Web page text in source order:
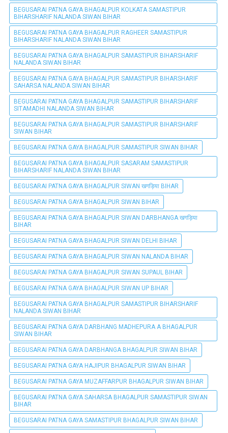
BEGUSARAI PATNA GAYA BHAGALPUR KOLKATA SAMASTIPUR
BIHARSHARIF NALANDA SIWAN BIHAR
BEGUSARAI PATNA GAYA BHAGALPUR RAGHEER SAMASTIPUR
BIHARSHARIF NALANDA SIWAN BIHAR
BEGUSARAI PATNA GAYA BHAGALPUR SAMASTIPUR BIHARSHARIF
NALANDA SIWAN BIHAR
BEGUSARAI PATNA GAYA BHAGALPUR SAMASTIPUR BIHARSHARIF
SAHARSA NALANDA SIWAN BIHAR
BEGUSARAI PATNA GAYA BHAGALPUR SAMASTIPUR BIHARSHARIF
SITAMADHI NALANDA SIWAN BIHAR
BEGUSARAI PATNA GAYA BHAGALPUR SAMASTIPUR BIHARSHARIF
SIWAN BIHAR
BEGUSARAI PATNA GAYA BHAGALPUR SAMASTIPUR SIWAN BIHAR
BEGUSARAI PATNA GAYA BHAGALPUR SASARAM SAMASTIPUR
BIHARSHARIF NALANDA SIWAN BIHAR
BEGUSARAI PATNA GAYA BHAGALPUR SIWAN खगड़िया BIHAR
BEGUSARAI PATNA GAYA BHAGALPUR SIWAN BIHAR
BEGUSARAI PATNA GAYA BHAGALPUR SIWAN DARBHANGA खगड़िया
BIHAR
BEGUSARAI PATNA GAYA BHAGALPUR SIWAN DELHI BIHAR
BEGUSARAI PATNA GAYA BHAGALPUR SIWAN NALANDA BIHAR
BEGUSARAI PATNA GAYA BHAGALPUR SIWAN SUPAUL BIHAR
BEGUSARAI PATNA GAYA BHAGALPUR SIWAN UP BIHAR
BEGUSARAI PATNA GAYA BHAGALPUR SAMASTIPUR BIHARSHARIF
NALANDA SIWAN BIHAR
BEGUSARAI PATNA GAYA DARBHANG MADHEPURA A BHAGALPUR
SIWAN BIHAR
BEGUSARAI PATNA GAYA DARBHANGA BHAGALPUR SIWAN BIHAR
BEGUSARAI PATNA GAYA HAJIPUR BHAGALPUR SIWAN BIHAR
BEGUSARAI PATNA GAYA MUZAFFARPUR BHAGALPUR SIWAN BIHAR
BEGUSARAI PATNA GAYA SAHARSA BHAGALPUR SAMASTIPUR SIWAN
BIHAR
BEGUSARAI PATNA GAYA SAMASTIPUR BHAGALPUR SIWAN BIHAR